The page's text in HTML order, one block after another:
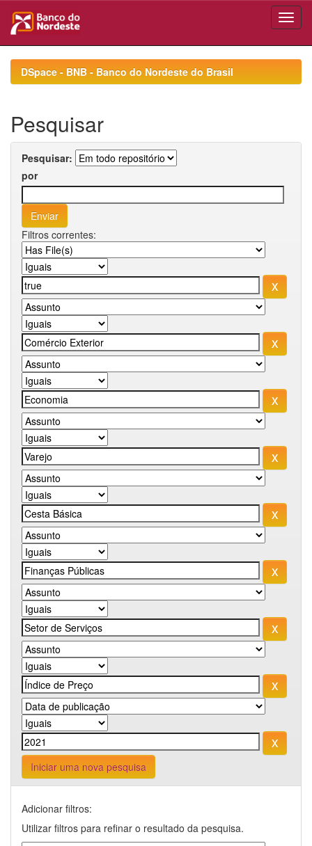
navigationDSpace - BNB - Banco do Nordeste do Brasil
Pesquisar
Pesquisar:
por
Filtros correntes:
Iniciar uma nova pesquisa
Adicionar filtros:
Utilizar filtros para refinar o resultado da pesquisa.